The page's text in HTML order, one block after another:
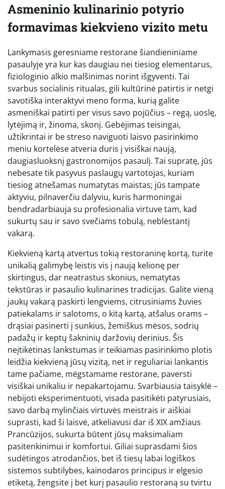
Asmeninio kulinarinio potyrio
formavimas kiekvieno vizito metu
Lankymasis geresniame restorane šiandieniniame
pasaulyje yra kur kas daugiau nei tiesiog elementarus,
fiziologinio alkio malšinimas norint išgyventi. Tai
svarbus socialinis ritualas, gili kultūrinė patirtis ir netgi
savotiška interaktyvi meno forma, kurią galite
asmeniškai patirti per visus savo pojūčius – regą, uoslę,
lytėjimą ir, žinoma, skonį. Gebėjimas teisingai,
užtikrintai ir be streso naviguoti laisvo pasirinkimo
meniu kortelėse atveria duris į visiškai naują,
daugiasluoksnį gastronomijos pasaulį. Tai supratę, jūs
nebesate tik pasyvus paslaugų vartotojas, kuriam
tiesiog atnešamas numatytas maistas; jūs tampate
aktyviu, pilnaverčiu dalyviu, kuris harmoningai
bendradarbiauja su profesionalia virtuve tam, kad
sukurtų sau ir savo svečiams tobulą, neblėstantį
vakarą.
Kiekvieną kartą atvertus tokią restoraninę kortą, turite
unikalią galimybę leistis vis į naują kelionę per
skirtingus, dar neatrastus skonius, nematytas
tekstūras ir pasaulio kulinarines tradicijas. Galite vieną
jaukų vakarą paskirti lengviems, citrusiniams žuvies
patiekalams ir salotoms, o kitą kartą, atšalus orams –
drąsiai pasinerti į sunkius, žemiškus mėsos, sodrių
padažų ir keptų šakninių daržovių derinius. Šis
neįtikėtinas lankstumas ir teikiamas pasirinkimo plotis
leidžia kiekvieną jūsų vizitą, net ir reguliariai lankantis
tame pačiame, mėgstamame restorane, paversti
visiškai unikaliu ir nepakartojamu. Svarbiausia taisyklė –
nebijoti eksperimentuoti, visada pasitikėti patyrusiais,
savo darbą mylinčiais virtuvės meistrais ir aiškiai
suprasti, kad ši laisvė, atkeliavusi dar iš XIX amžiaus
Prancūzijos, sukurta būtent jūsų maksimaliam
pasitenkinimui ir komfortui. Giliai suprasdami šios
sudėtingos atrodančios, bet iš tiesų labai logiškos
sistemos subtilybes, kainodaros principus ir elgesio
etiketą, žengsite į bet kurį pasaulio restoraną su tvirtu